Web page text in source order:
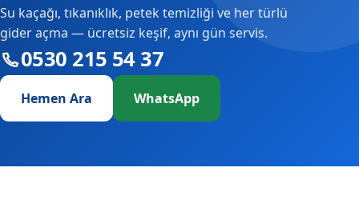
Su kaçağı, tıkanıklık, petek temizliği ve her türlü
gider açma — ücretsiz keşif, aynı gün servis.
0530 215 54 37
Hemen Ara WhatsApp